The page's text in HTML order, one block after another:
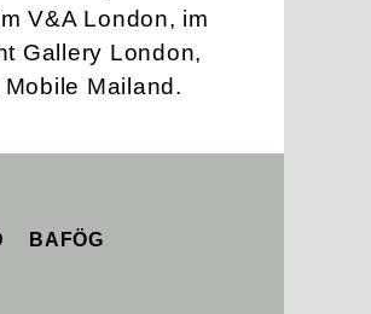
V&A London, im
Gallery London,
Mailand.
BAFÖG